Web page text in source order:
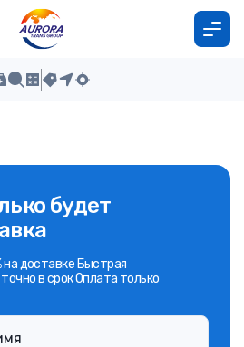
будет
доставке Быстрая
в срок Оплата только